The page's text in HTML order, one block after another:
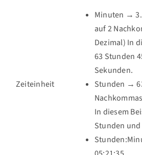
Zeiteinheit
Minuten →
auf 2
Dezimal) In
63 Stunden
Sekunden.
Stunden →
In diesem
Stunden